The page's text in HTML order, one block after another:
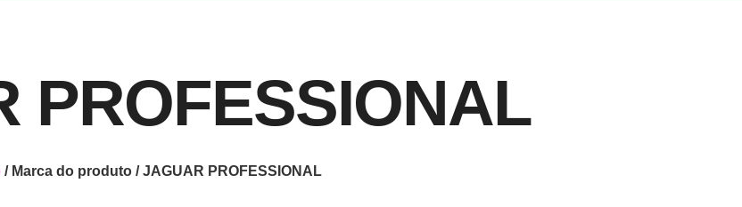
PROFESSIONAL
/ Marca do produto / JAGUAR PROFESSIONAL